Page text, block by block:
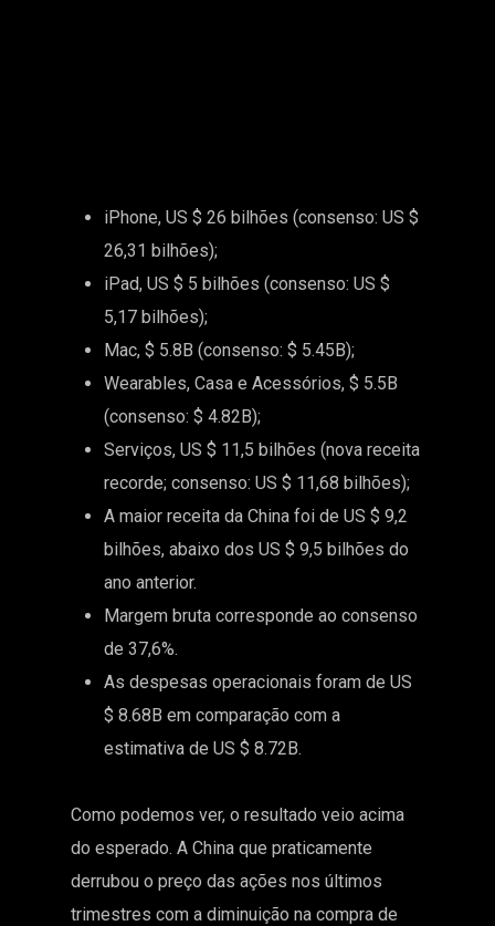
iPhone, US $ 26 bilhões (consenso: US $
26,31 bilhões);
iPad, US $ 5 bilhões (consenso: US $
5,17 bilhões);
Mac, $ 5.8B (consenso: $ 5.45B);
Wearables, Casa e Acessórios, $ 5.5B
(consenso: $ 4.82B);
Serviços, US $ 11,5 bilhões (nova receita
recorde; consenso: US $ 11,68 bilhões);
A maior receita da China foi de US $ 9,2
bilhões, abaixo dos US $ 9,5 bilhões do
ano anterior.
Margem bruta corresponde ao consenso
de 37,6%.
As despesas operacionais foram de US
$ 8.68B em comparação com a
estimativa de US $ 8.72B.
Como podemos ver, o resultado veio acima
do esperado. A China que praticamente
derrubou o preço das ações nos últimos
trimestres com a diminuição na compra de